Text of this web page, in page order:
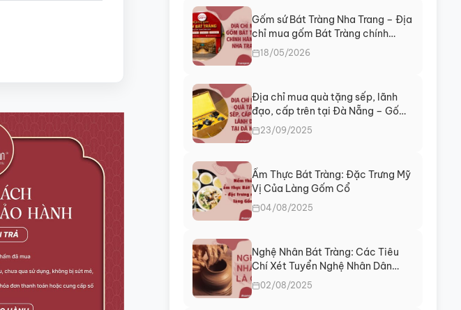
Gốm sứ Bát Tràng Nha Trang – Địa
chỉ mua gốm Bát Tràng chính
hãng tại Khánh Hòa
18/05/2026
Địa chỉ mua quà tặng sếp, lãnh
đạo, cấp trên tại Đà Nẵng – Gốm
sứ cao cấp, gói quà sang, giao
ngay
23/09/2025
Ẩm Thực Bát Tràng: Đặc Trưng Mỹ
Vị Của Làng Gốm Cổ
04/08/2025
Nghệ Nhân Bát Tràng: Các Tiêu
Chí Xét Tuyển Nghệ Nhân Dân
Gian
02/08/2025